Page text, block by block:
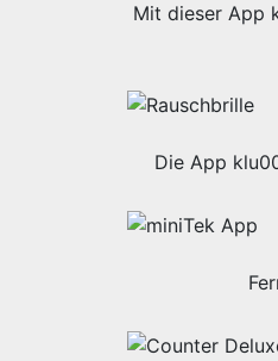
Mit dieser App
Die App